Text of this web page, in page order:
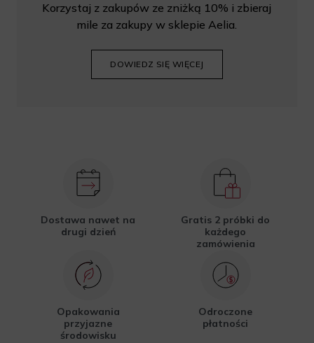
Korzystaj z zakupów ze zniżką 10% i zbieraj
mile za zakupy w sklepie Aelia.
DOWIEDZ SIĘ WIĘCEJ
Dostawa nawet na
drugi dzień
Gratis 2 próbki do
każdego
zamówienia
Opakowania
przyjazne
środowisku
Odroczone
płatności